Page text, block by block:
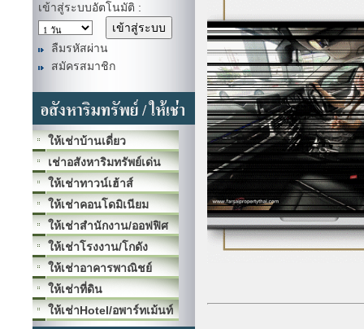
เข้าสู่ระบบอัตโนมัติ :
ลืมรหัสผ่าน
สมัครสมาชิก
ให้เช่าบ้านเดี่ยว
เช่าอสังหาริมทรัพย์เด่น
ให้เช่าทาวน์เฮ้าส์
ให้เช่าคอนโดมิเนียม
ให้เช่าสำนักงาน/ออฟฟิศ
ให้เช่าโรงงาน/โกดัง
ให้เช่าอาคารพาณิชย์
ให้เช่าที่ดิน
ให้เช่าHotel/อพาร์ทเม้นท์